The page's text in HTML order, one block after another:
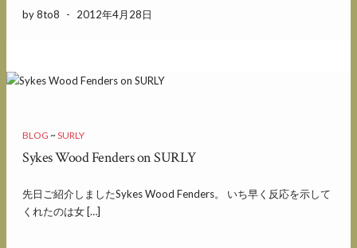
by 8to8 - 2012年4月28日
BLOG ~SURLY
Sykes Wood Fenders on SURLY
先日ご紹介しましたSykes Wood Fenders。 いち早く反応を示して
くれたのは女 […]